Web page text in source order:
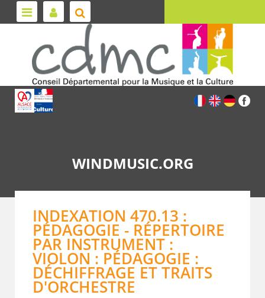
WINDMUSIC.ORG
INDEXATION 470.13 :
PÉDAGOGIE - RÉPERTOIRE
PAR INSTRUMENT :
VIOLON : PÉDAGOGIE :
DÉCHIFFRAGE ET TRAITS
D'ORCHESTRE